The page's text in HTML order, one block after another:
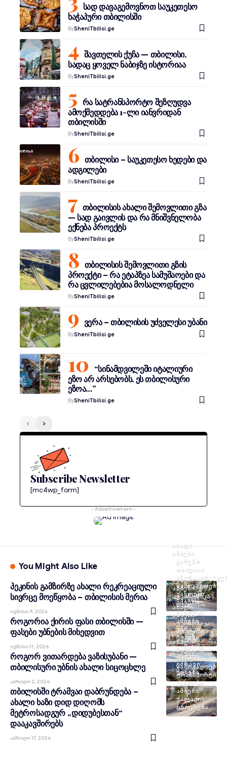
სად დავაგემოვნოთ საუკეთესო
ხაჭაპური თბილისში
BySheniTbilisi.ge
შავთელის ქუჩა — თბილისი,
სადაც ყოველ ნაბიჯზე ისტორიაა
BySheniTbilisi.ge
რა სატრანსპორტო შეზღუდვა
ამოქმედდება 1-ლი იანვრიდან
თბილისში
BySheniTbilisi.ge
თბილისი – საუკეთესო ხედები და
ადგილები
BySheniTbilisi.ge
თბილისის ახალი შემოვლითი გზა
— სად გაივლის და რა მნიშვნელობა
ექნება პროექტს
BySheniTbilisi.ge
თბილისის შემოვლითი გზის
პროექტი – რა ეტაპზეა სამუშაოები და
რა ცვლილებებია მოსალოდნელი
BySheniTbilisi.ge
ვერა – თბილისის უძველესი უბანი
BySheniTbilisi.ge
“სინამდვილეში იტალიური
ეზო არ არსებობს, ეს თბილისური
ეზოა…”
BySheniTbilisi.ge
Subscribe Newsletter
[mc4wp_form]
- Advertisement -
You Might Also Like
ᲐᲮᲐᲚᲘ
ᲐᲛᲑᲔᲑᲘ
ᲒᲐᲠᲔᲛᲝ
ᲗᲑᲘᲚᲘᲡᲘ
ᲡᲐᲖᲝᲒᲐᲓᲝᲔᲑᲐ
ᲣᲐᲮᲚᲔᲡᲘ
ᲐᲛᲑᲔᲑᲘ
პეკინის გამზირზე ახალი რეკრეაციული
სივრცე მოეწყობა – თბილისის მერია
Ივნისი 9, 2026
ᲐᲮᲐᲚᲘ
ᲐᲛᲑᲔᲑᲘ
ᲔᲙᲝᲜᲝᲛᲘᲙᲐ
ᲗᲑᲘᲚᲘᲡᲘ
ᲣᲐᲮᲚᲔᲡᲘ
ᲐᲛᲑᲔᲑᲘ
ᲣᲫᲠᲐᲕᲘ
ᲥᲝᲜᲔᲑᲐ
როგორია ქირის ფასი თბილისში —
ფასები უბნების მიხედვით
Ივნისი 11, 2026
ᲐᲮᲐᲚᲘ
ᲐᲛᲑᲔᲑᲘ
ᲔᲙᲝᲜᲝᲛᲘᲙᲐ
ᲗᲑᲘᲚᲘᲡᲘ
ᲡᲞᲝᲠᲢᲘ
ᲣᲐᲮᲚᲔᲡᲘ
ᲐᲛᲑᲔᲑᲘ
ᲣᲫᲠᲐᲕᲘ
ᲥᲝᲜᲔᲑᲐ
როგორ ვითარდება ვაზისუბანი —
თბილისური უბნის ახალი სიცოცხლე
Აპრილი 2, 2026
ᲐᲮᲐᲚᲘ
ᲐᲛᲑᲔᲑᲘ
ᲗᲑᲘᲚᲘᲡᲘ
ᲡᲐᲖᲝᲒᲐᲓᲝᲔᲑᲐ
ᲢᲠᲐᲜᲡᲞᲝᲠᲢᲘ
ᲣᲐᲮᲚᲔᲡᲘ
ᲐᲛᲑᲔᲑᲘ
ᲥᲐᲚᲐᲥᲘᲡ
ᲪᲮᲝᲕᲠᲔᲑᲐ
თბილისში ტრამვაი დაბრუნდება –
ახალი ხაზი დიდ დიღომს
მეტროსადგურ „დიდუბესთან“
დააკავშირებს
Აპრილი 17, 2026